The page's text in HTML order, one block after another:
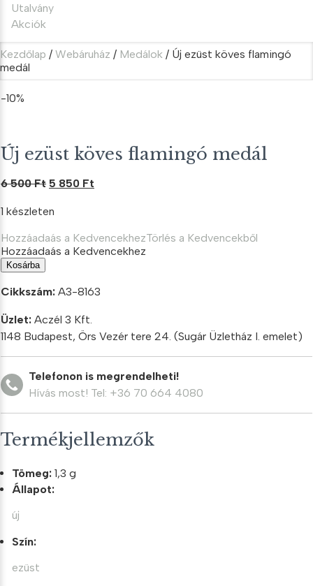
Utalvány
Akciók
Kezdőlap / Webáruház / Medálok / Új ezüst köves flamingó
medál
-10%
Új ezüst köves flamingó medál
6 500Ft Original
was:
6
500 Ft.
5 850 Ft
850 Ft.
1 készleten
Hozzáadaás a KedvencekhezTörlés a Kedvencekből
Hozzáadaás a Kedvencekhez
Új
ezüst
köves
medál
mennyiség
Kosárba
Cikkszám: A3-8163
Üzlet: Aczél 3 Kft.
1148 Budapest, Örs Vezér tere 24. (Sugár Üzletház I. emelet)
Telefonon is megrendelheti!
Hívás most! Tel: +36 70 664 4080
Termékjellemzők
Tömeg: 1,3 g
Állapot:
új
Szín:
ezüst